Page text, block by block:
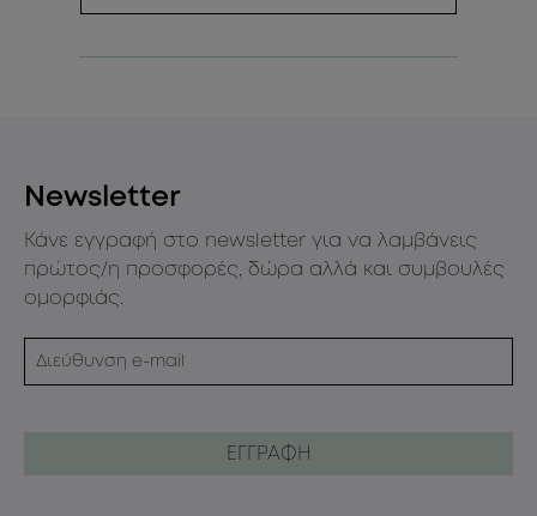
Newsletter
Κάνε εγγραφή στο newsletter για να λαμβάνεις
πρώτος/η προσφορές, δώρα αλλά και συμβουλές
ομορφιάς.